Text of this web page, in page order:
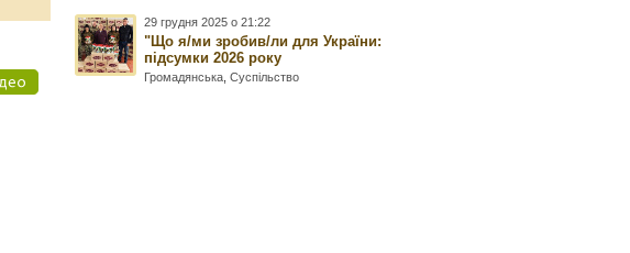
29 грудня 2025 о 21:22
"Що я/ми зробив/ли для України:
підсумки 2026 року
Громадянська ,Суспільство